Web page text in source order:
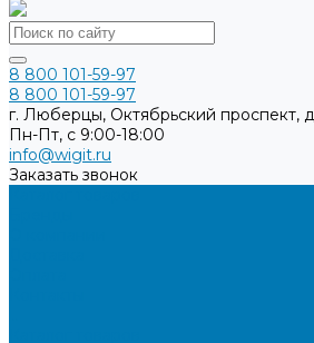
8 800 101-59-97
8 800 101-59-97
г. Люберцы, Октябрьский проспект,
Пн-Пт, с 9:00-18:00
info@wigit.ru
Заказать звонок